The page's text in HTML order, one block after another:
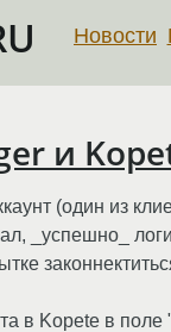
Новости
и
(один из
_успешно_
в Kopete в